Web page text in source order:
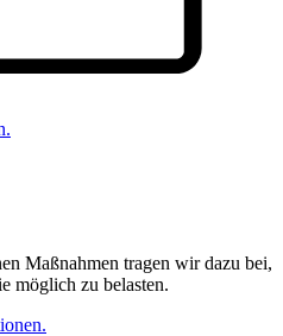
Maßnahmen tragen wir dazu bei,
möglich zu belasten.